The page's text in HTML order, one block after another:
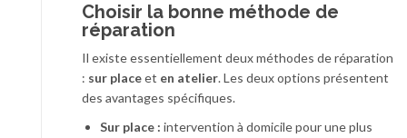
Choisir la bonne méthode de
réparation
Il existe essentiellement deux méthodes de réparation
: sur placeet en atelier. Les deux options présentent
des avantages spécifiques.
Sur place : intervention à domicile pour une plus